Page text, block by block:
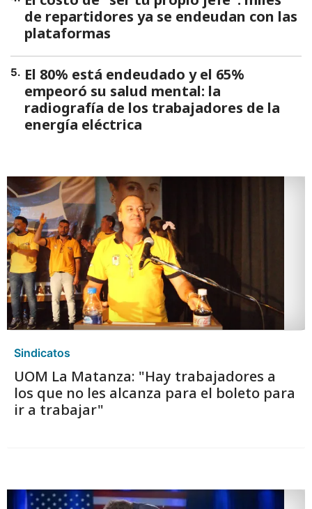
de repartidores ya se endeudan con las
plataformas
5. El 80% está endeudado y el 65%
empeoró su salud mental: la
radiografía de los trabajadores de la
energía eléctrica
Sindicatos
UOM La Matanza: "Hay trabajadores a
los que no les alcanza para el boleto para
ir a trabajar"